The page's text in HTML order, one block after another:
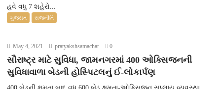
હવે વધુ 7 શહેરો...
ગુજરાત રાજનીતિ
May 4, 2021 pratyakshsamachar 0
સૌરાષ્ટ્ર માટે સુવિધા, જામનગરમાં 400 ઓક્સિજનની
સુવિધાવાળા બેડની હોસ્પિટલનું ઈ-લોકાર્પણ
400 બેડની ક્ષમતા બાદ વધુ 600 બેડ ક્ષમતા-ઓક્સિજન સપ્લાય વ્યવસ્થા